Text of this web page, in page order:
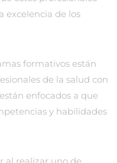
excelencia de los
formativos están
de la salud con
enfocados a que
y habilidades